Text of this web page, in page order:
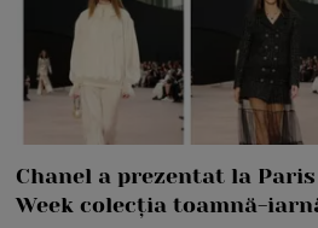
Chanel a prezentat la
Week colecția toamnă-